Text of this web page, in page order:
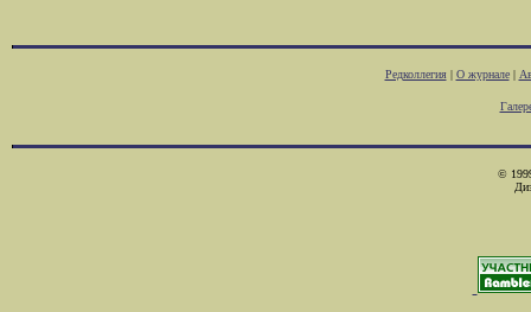
Редколлегия| О журнале|
©